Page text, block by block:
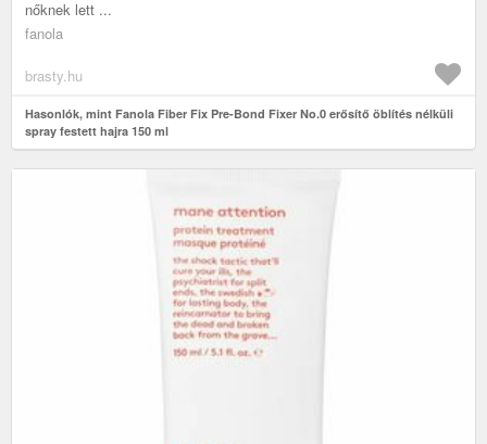
nőknek lett ...
fanola
brasty.hu
Hasonlók, mint Fanola Fiber Fix Pre-Bond Fixer No.0 erősítő öblítés nélküli
spray festett hajra 150 ml